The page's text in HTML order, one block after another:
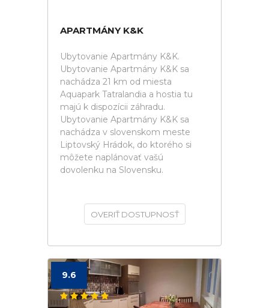
APARTMÁNY K&K
Ubytovanie Apartmány K&K.
Ubytovanie Apartmány K&K sa
nachádza 21 km od miesta
Aquapark Tatralandia a hostia tu
majú k dispozícii záhradu.
Ubytovanie Apartmány K&K sa
nachádza v slovenskom meste
Liptovský Hrádok, do ktorého si
môžete naplánovať vašú
dovolenku na Slovensku.
OVERIŤ DOSTUPNOSŤ
9.6